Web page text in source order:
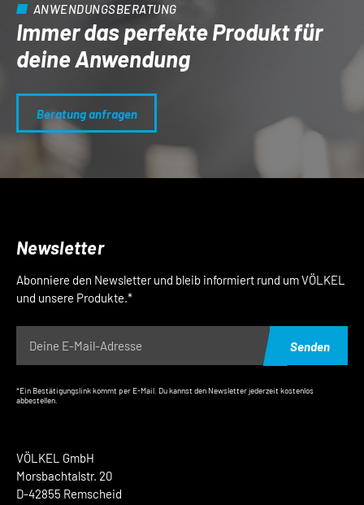
ANWENDUNGSBERATUNG
Immer das perfekte Produkt für
deine Anwendung
Beratung anfragen
VÖLKEL GmbH
Morsbachtalstr. 20
D-42855 Remscheid
Newsletter
Abonniere den Newsletter und bleib informiert rund um VÖLKEL
und unsere Produkte.*
Senden
*Ein Bestätigungslink kommt per E-Mail. Du kannst den Newsletter jederzeit kostenlos
abbestellen.